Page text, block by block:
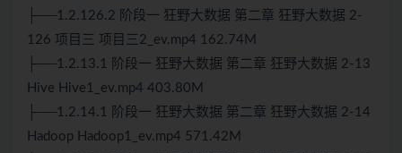
├──1.2.126.2 阶段一 狂野大数据 第二章 狂野大数据 2-
126 项目三 项目三2_ev.mp4 162.74M
├──1.2.13.1 阶段一 狂野大数据 第二章 狂野大数据 2-13
Hive Hive1_ev.mp4 403.80M
├──1.2.14.1 阶段一 狂野大数据 第二章 狂野大数据 2-14
Hadoop Hadoop1_ev.mp4 571.42M